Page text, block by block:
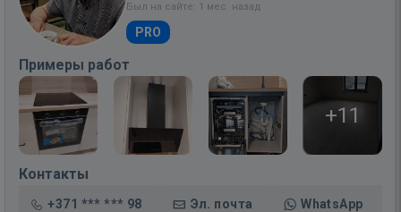
Был на сайте: 1 мес. назад
PRO
Примеры работ
+11
Контакты
+371 *** *** 98 Эл. почта WhatsApp